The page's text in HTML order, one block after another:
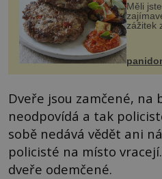
Měli
zážitek
Možná
Dveře jsou zamčené, na
neodpovídá a tak
sobě nedává vědět ani
policisté na místo
dveře odemčené.